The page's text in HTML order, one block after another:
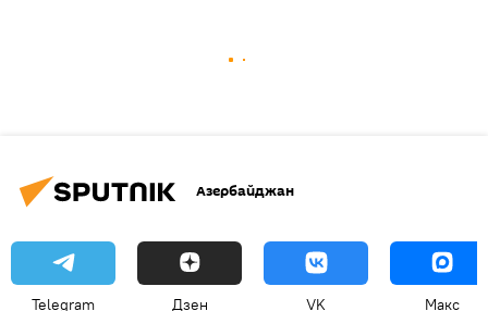
Азербайджан
Telegram Дзен VK Макс